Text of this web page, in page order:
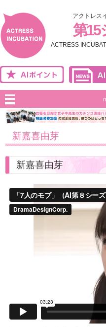
アクトレス
第15
ACTRESS
新嘉喜由芽
新嘉喜由芽